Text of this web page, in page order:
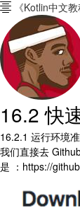
 《Kotlin中文教
16.2 快
16.2.1 运行环境
我们直接去
是 ：https://